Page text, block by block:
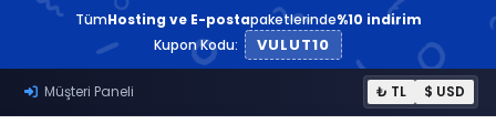
TümHosting ve E-postapaketlerinde%10 indirim
Kupon Kodu:
VULUT10
Müşteri Paneli ₺ TL $ USD